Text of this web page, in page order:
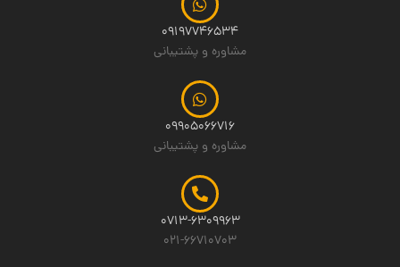
09197746534
مشاوره و پشتیبانی
09905066716
مشاوره و پشتیبانی
0713-6309963
021-66710703